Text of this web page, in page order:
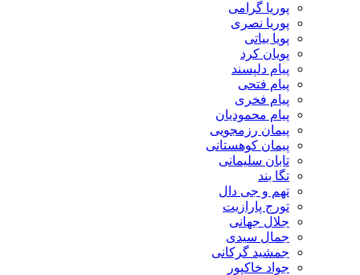
پوریا گرامی
پوریا نصری
پویا بیاتی
پویان کرد
پیام دلپسند
پیام فتحی
پیام فخری
پیام محمودیان
پیمان رزمجویی
پیمان کوهستانی
تابان سلیمانی
تگا بند
تهم و جی دال
تورج پارازیت
جلال جهانی
جمال سیدی
جمشید گرکانی
جواد خاکپور